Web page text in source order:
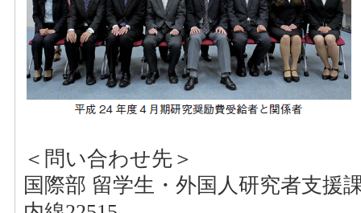
＜問い合わせ先＞
国際部 留学生・外国人研究者支援